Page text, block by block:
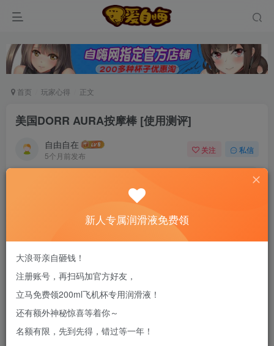
首页 玩家心得 正文
美国DORR AURA按摩棒 [使用测评]
自由自在
5个月前发布
关注 私信
新老司机速来！注册自嗨网+扫码加好友，即
送200ml润滑液→
美国DORR AURA按摩棒是由环保材料制成，可插
入部分是安全柔软的医疗硅胶，并拥有DORR的专
利动力马达系统。
新人专属润滑液免费领
大浪哥亲自砸钱！
注册账号，再扫码加官方好友，
立马免费领200ml飞机杯专用润滑液！
还有额外神秘惊喜等着你～
名额有限，先到先得，错过等一年！